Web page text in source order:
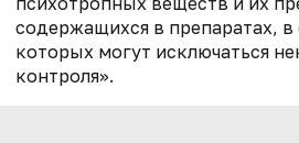
содержащихся в препаратах,
которых могут исключаться
контроля».